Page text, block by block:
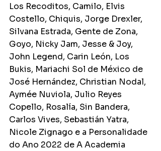
Los Recoditos, Camilo, Elvis
Costello, Chiquis, Jorge Drexler,
Silvana Estrada, Gente de Zona,
Goyo, Nicky Jam, Jesse & Joy,
John Legend, Carin León, Los
Bukis, Mariachi Sol de México de
José Hernández, Christian Nodal,
Aymée Nuviola, Julio Reyes
Copello, Rosalía, Sin Bandera,
Carlos Vives, Sebastián Yatra,
Nicole Zignago e a Personalidade
do Ano 2022 de A Academia